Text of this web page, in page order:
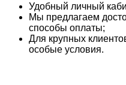
Удобный личный
Мы предлагаем
способы оплаты;
Для крупных
особые условия.